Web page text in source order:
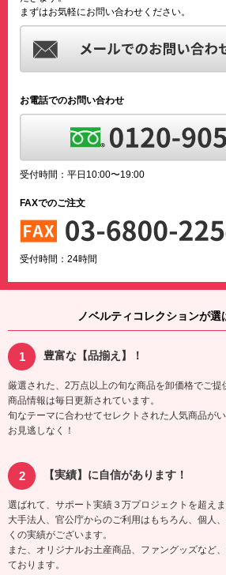
まずはお気軽にお問い合わせください。
お電話でのお問い合わせ
受付時間：平日10:00〜19:00
FAXでのご注文
受付時間：24時間
ノベルティコレクションが選
豊富な【品揃え】！
厳選された、2万点以上の旬な商品を卸価格でご提
商品情報は毎日更新されています。
旬なテーマに合わせてセレクトされた人気商品が
お見逃しなく！
【実績】に自信があります！
選ばれて、サポート実績３万プロジェクトを超えま
大手法人、官公庁からのご利用はもちろん、個人
くの実績がございます。
また、オリジナルお土産商品、ファングッズなど
ております。